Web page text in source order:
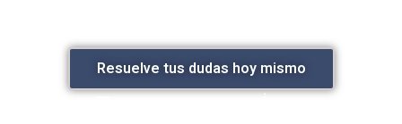
Resuelve tus dudas hoy mismo